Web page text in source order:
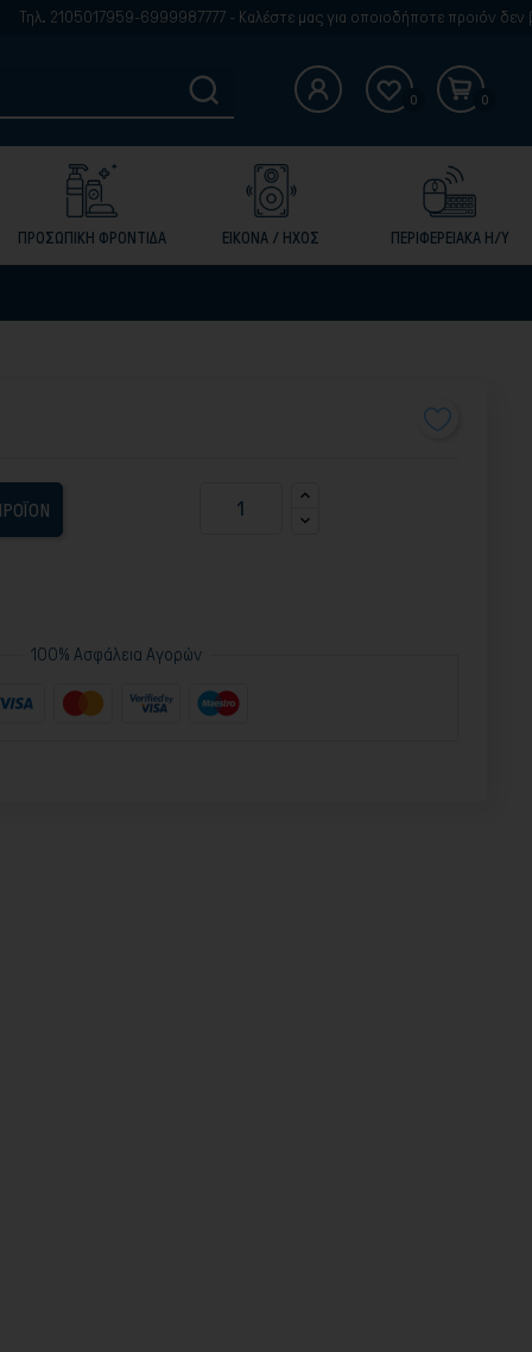
2105017959-6999987777 - Καλέστε μας για οποιοδήποτε προιόν δεν
0 0
ΕΙΚΟΝΑ / ΗΧΟΣ ΠΕΡΙΦΕΡΕΙΑΚΑ Η/Υ
ΠΡΟΣΩΠΙΚΗ ΦΡΟΝΤΙΔΑ
100% Ασφάλεια Αγορών